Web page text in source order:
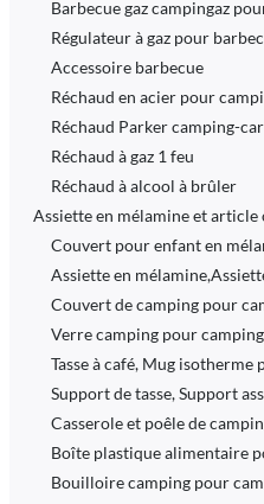
Barbecue gaz campingaz
Régulateur à gaz pour
Accessoire barbecue
Réchaud en acier pour
Réchaud Parker camping-car
Réchaud à gaz 1 feu
Réchaud à alcool à brûler
Assiette en mélamine et article
Couvert pour enfant en
Assiette en
Couvert de camping pour
Verre camping pour
Tasse à café, Mug
Support de tasse, Support
Casserole et poêle de
Boîte plastique alimentaire
Bouilloire camping pour